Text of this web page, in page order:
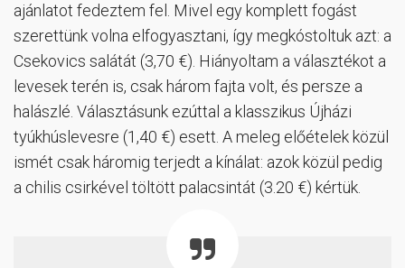
ajánlatot fedeztem fel. Mivel egy komplett fogást
szerettünk volna elfogyasztani, így megkóstoltuk azt: a
Csekovics salátát (3,70 €). Hiányoltam a választékot a
levesek terén is, csak három fajta volt, és persze a
halászlé. Választásunk ezúttal a klasszikus Újházi
tyúkhúslevesre (1,40 €) esett. A meleg előételek közül
ismét csak háromig terjedt a kínálat: azok közül pedig
a chilis csirkével töltött palacsintát (3.20 €) kértük.